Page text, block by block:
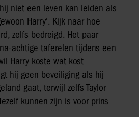
niet een leven kan leiden als
Harry’. Kijk naar hoe
zelfs bedreigd. Het paar
achtige taferelen tijdens een
Harry koste wat kost
hij geen beveiliging als hij
gaat, terwijl zelfs Taylor
kunnen zijn is voor prins